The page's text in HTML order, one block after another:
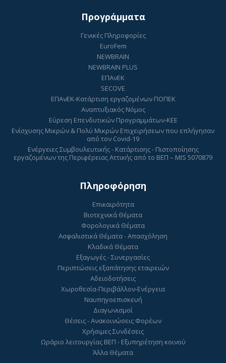
Προγράμματα
Γενικές Πληροφορίες
EuroFem
NEWBRAIN
NEWBRAIN PLUS
ΕΠΑνΕΚ
SECOVE
ΕΠΑνΕΚ-Κατάρτιση εργαζομένων ΠΟΠΕΚ
Αναπτυξιακός Νόμος
Εύρεση Επενδυτικών Προγραμμάτων-ΚΕΕ
Ενίσχυσης Μικρών & Πολύ Μικρών Επιχειρήσεων που επλήγησαν
από τον Covid-19
Ενέργειες Συμβουλευτικής - Κατάρτισης - Πιστοποίησης
εργαζομένων της Περιφέρειας Αττικής από το ΒΕΠ – MIS 5070879
Πληροφόρηση
Επικαιρότητα
Βιοτεχνικά Θέματα
Φορολογικά Θέματα
Ασφαλιστικά Θέματα - Απασχόληση
Κλαδικά Θέματα
Εξαγωγές - Συνεργασίες
Περιπτώσεις εξαπάτησης εταιρειών
Αδειοδοτήσεις
Χωροθεσία-Περιβάλλον-Ενέργεια
Ναυπηγοεπισκευή
Διαγωνισμοί
Θέσεις - Ανακοινώσεις Φορέων
Χρήσιμες Συνδέσεις
Ωράριο λειτουργίας ΒΕΠ - Εξυπηρέτηση κοινού
Άλλα Θέματα